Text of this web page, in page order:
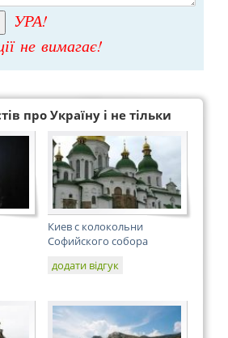
УРА!
не вимагає!
про Україну і не тільки
Киев с колокольни
Софийского собора
додати відгук